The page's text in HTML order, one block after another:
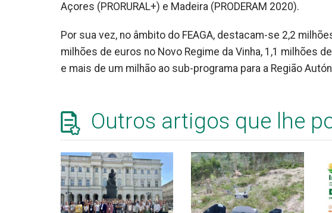
Açores (PRORURAL+) e Madeira (PRODERAM 2020).
Por sua vez, no âmbito do FEAGA, destacam-se 2,2
milhões de euros no Novo Regime da Vinha, 1,1 milhões
e mais de um milhão ao sub-programa para a Região
Outros artigos que lhe